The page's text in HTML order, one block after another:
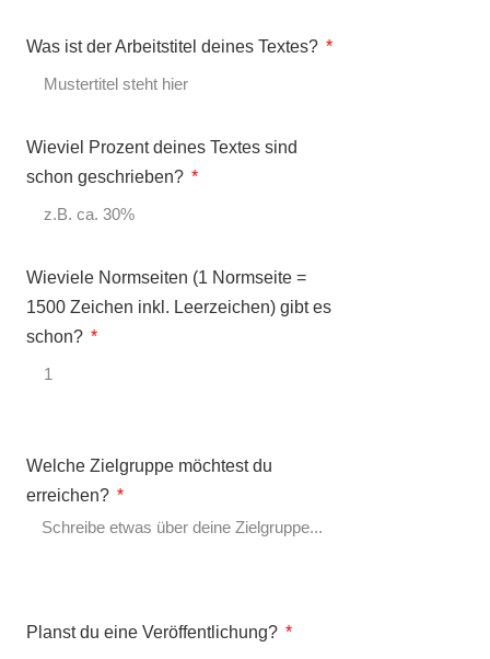
Was ist der Arbeitstitel deines Textes?
Wieviel Prozent deines Textes sind
schon geschrieben?
Wieviele Normseiten (1 Normseite =
1500 Zeichen inkl. Leerzeichen) gibt es
schon?
Welche Zielgruppe möchtest du
erreichen?
Planst du eine Veröffentlichung?